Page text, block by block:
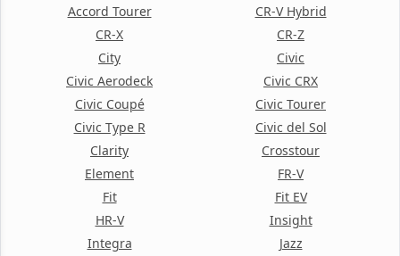
Accord Tourer
CR-V Hybrid
CR-X
CR-Z
City
Civic
Civic Aerodeck
Civic CRX
Civic Coupé
Civic Tourer
Civic Type R
Civic del Sol
Clarity
Crosstour
Element
FR-V
Fit
Fit EV
HR-V
Insight
Integra
Jazz